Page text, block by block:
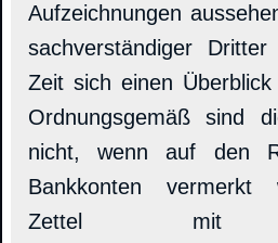
Aufzeichnungen
sachverständiger
Zeit sich einen
Ordnungsgemäß sind
nicht, wenn auf den
Bankkonten vermerkt
Zettel mit